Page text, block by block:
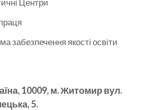
забезпечення якості освіти
10009, м.Житомир вул.
5.